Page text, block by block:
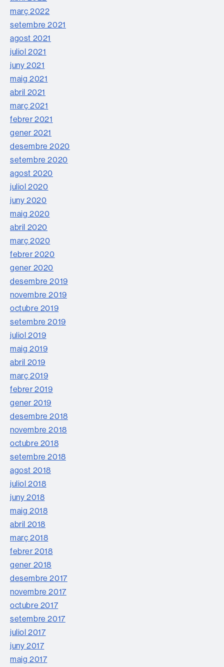
març 2022
setembre 2021
agost 2021
juliol 2021
juny 2021
maig 2021
abril 2021
març 2021
febrer 2021
gener 2021
desembre 2020
setembre 2020
agost 2020
juliol 2020
juny 2020
maig 2020
abril 2020
març 2020
febrer 2020
gener 2020
desembre 2019
novembre 2019
octubre 2019
setembre 2019
juliol 2019
maig 2019
abril 2019
març 2019
febrer 2019
gener 2019
desembre 2018
novembre 2018
octubre 2018
setembre 2018
agost 2018
juliol 2018
juny 2018
maig 2018
abril 2018
març 2018
febrer 2018
gener 2018
desembre 2017
novembre 2017
octubre 2017
setembre 2017
juliol 2017
juny 2017
maig 2017